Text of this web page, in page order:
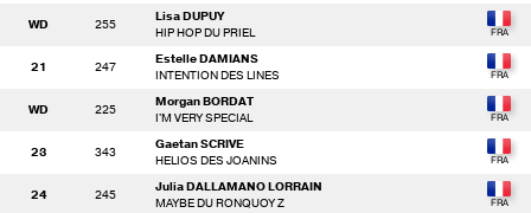
WD 255
Lisa DUPUY
HIP HOP DU PRIEL
21 247
Estelle DAMIANS
INTENTION DES LINES
WD 225
Morgan BORDAT
I'M VERY SPECIAL
23 343
Gaetan SCRIVE
HELIOS DES JOANINS
24 245
Julia DALLAMANO LORRAIN
MAYBE DU RONQUOY Z